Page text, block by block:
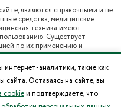
являются справочными и не
средства, медицинские
техника имеют
Существует
по их применению и
получить в рамках
оказания гражданам
государственных
медицинской помощи (при
города).
аналитики, такие как
сайта. Оставаясь на сайте, вы
cookieи подтверждаете, что